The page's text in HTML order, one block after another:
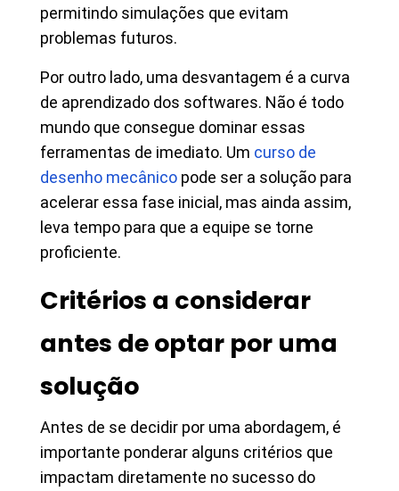
permitindo simulações que evitam
problemas futuros.
Por outro lado, uma desvantagem é a curva
de aprendizado dos softwares. Não é todo
mundo que consegue dominar essas
ferramentas de imediato. Um curso de
desenho mecânico pode ser a solução para
acelerar essa fase inicial, mas ainda assim,
leva tempo para que a equipe se torne
proficiente.
Critérios a considerar
antes de optar por uma
solução
Antes de se decidir por uma abordagem, é
importante ponderar alguns critérios que
impactam diretamente no sucesso do